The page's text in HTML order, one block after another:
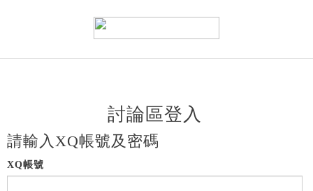
討論區登入
請輸入XQ帳號及密碼
XQ帳號